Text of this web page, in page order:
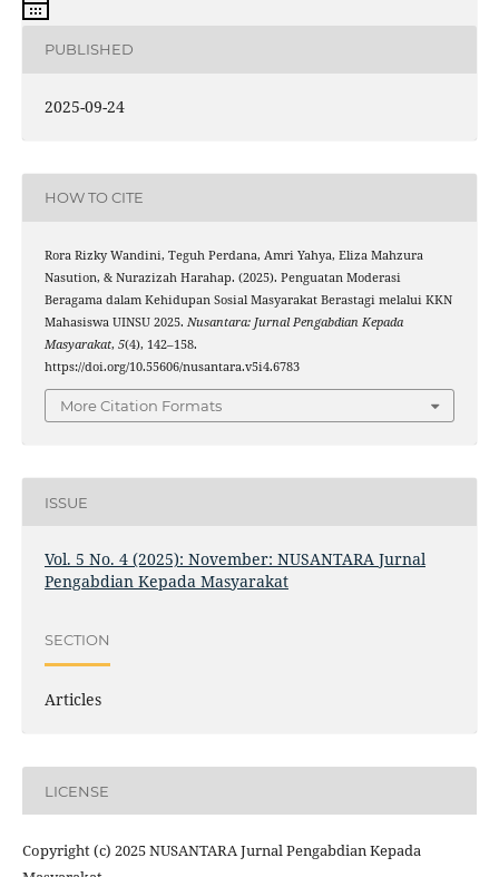
PUBLISHED
2025-09-24
HOW TO CITE
Rora Rizky Wandini, Teguh Perdana, Amri Yahya, Eliza Mahzura
Nasution, & Nurazizah Harahap. (2025). Penguatan Moderasi
Beragama dalam Kehidupan Sosial Masyarakat Berastagi melalui KKN
Mahasiswa UINSU 2025. Nusantara: Jurnal Pengabdian Kepada
Masyarakat, 5(4), 142–158.
https://doi.org/10.55606/nusantara.v5i4.6783
More Citation Formats
ISSUE
Vol. 5 No. 4 (2025): November: NUSANTARA Jurnal
Pengabdian Kepada Masyarakat
SECTION
Articles
LICENSE
Copyright (c) 2025 NUSANTARA Jurnal Pengabdian Kepada